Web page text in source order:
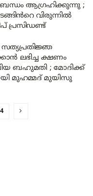
ബന്ധം ആഗ്രഹിക്കുന്നു ;
വിരുന്നിൽ
പ്രസിഡണ്ട്
സത്യപ്രതിജ്ഞ
ലഭിച്ച ക്ഷണം
ബഹുമതി ; മോദിക്ക്
മുഹമ്മദ് മുയിസു
4